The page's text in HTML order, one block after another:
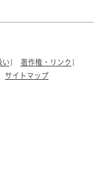
い
著作権・リンク
サイトマップ